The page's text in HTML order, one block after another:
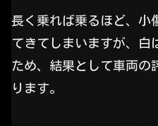
長く乗れば乗るほど、小
てきてしまいますが、白
ため、結果として車両の
ります。